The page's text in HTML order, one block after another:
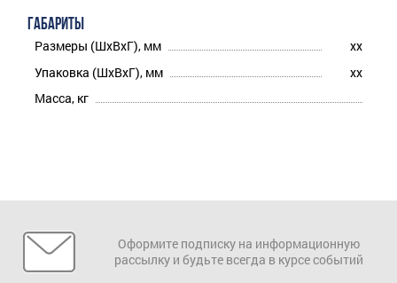
ГАБАРИТЫ
Размеры (ШхВхГ), мм
xx
Упаковка (ШхВхГ), мм
xx
Масса, кг
Оформите подписку на информационную
рассылку и будьте всегда в курсе событий